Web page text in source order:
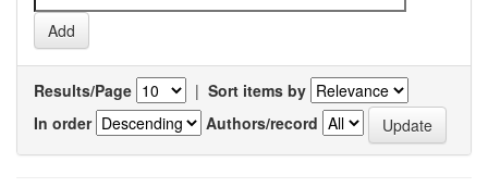
Results/Page | Sort items by
In order
Authors/record